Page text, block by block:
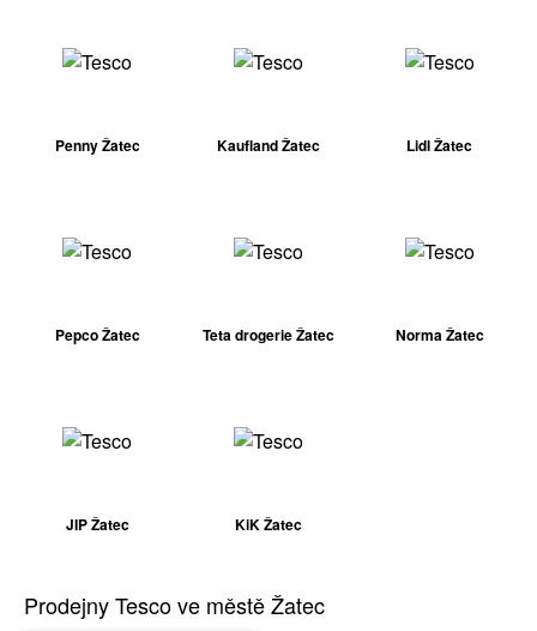
Penny Žatec Kaufland Žatec Lidl Žatec
Pepco Žatec Teta drogerie Žatec Norma Žatec
JIP Žatec KiK Žatec
Prodejny Tesco ve městě Žatec